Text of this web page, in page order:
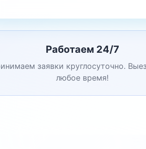
Работаем 24/7
заявки круглосуточно.
любое время!